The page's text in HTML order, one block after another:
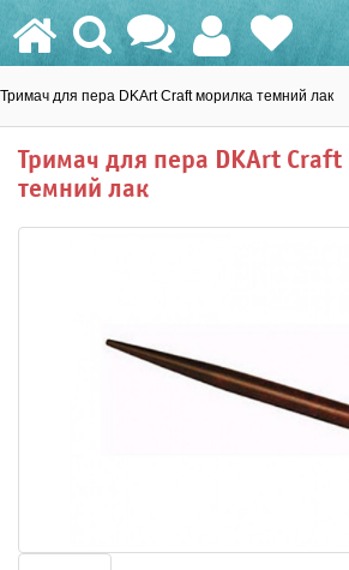
Тримач для пера DKArt Craft морилка темний лак
Тримач для пера DKArt
темний лак